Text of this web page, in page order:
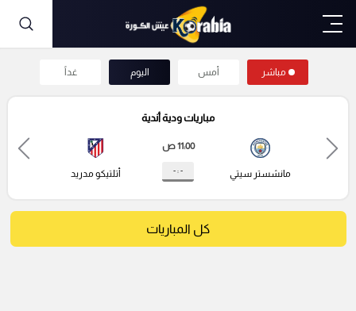
مباشر أمس اليوم غداً
مباريات ودية أندية
مانشستر سيتي
11:00 ص
- : - أتلتيكو مدريد
كل المباريات